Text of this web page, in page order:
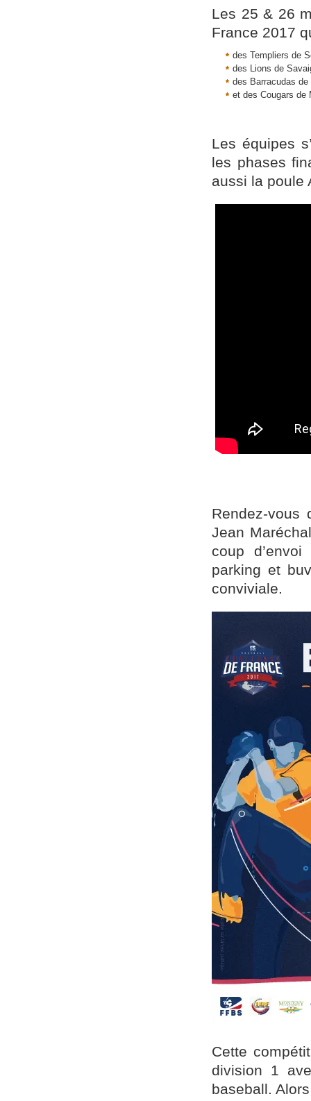
Les 25 & 26
France 2017
des Templiers de
des Lions de
des Barracudas de
et des Cougars de
Les équipes
les phases
aussi la poule
Rendez-
Jean
coup
parking et
conviviale.
Cette
division 1
baseball.